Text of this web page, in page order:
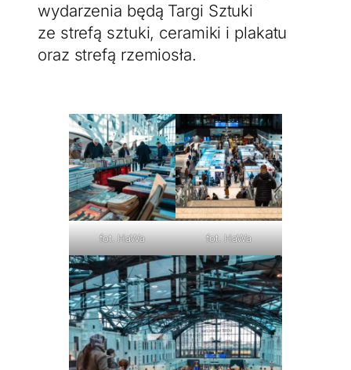
wydarzenia będą Targi Sztuki
ze strefą sztuki, ceramiki i plakatu
oraz strefą rzemiosła.
fot. HaWa fot. HaWa